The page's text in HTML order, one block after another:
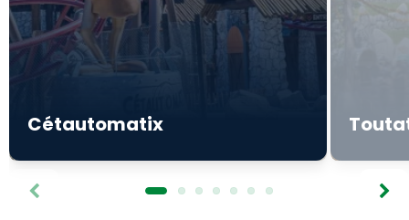
reserveringsstatus voor de geselecteerde
bezoekdatum. Vast tarief vanaf €42 per
volwassene/kind (vanaf 3 jaar) en kan variëren tot
maximaal €47. Hoe groter het aantal reserveringen voor
van reservering en zoals voorafgaand aan de
meegedeeld.
Om veiligheidsredenen gelden voor
Cétautomatix